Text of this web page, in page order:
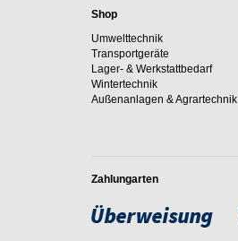
Shop
Umwelttechnik
Transportgeräte
Lager- & Werkstattbedarf
Wintertechnik
Außenanlagen & Agrartechnik
Zahlungarten